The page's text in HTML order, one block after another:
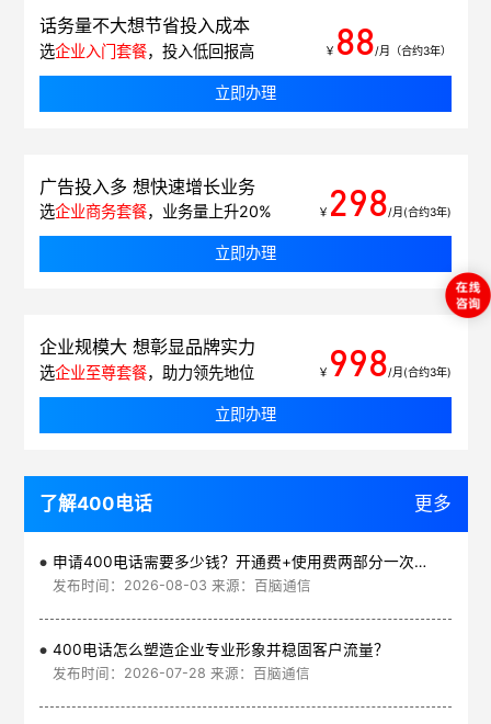
话务量不大想节省投入成本
选企业入门套餐，投入低回报高 ￥ 88/月（合约3年）
立即办理
广告投入多 想快速增长业务
选企业商务套餐，业务量上升20% ￥ 298/月(合约3年)
立即办理
企业规模大 想彰显品牌实力
选企业至尊套餐，助力领先地位 ￥ 998/月(合约3年)
立即办理
了解400电话 更多
申请400电话需要多少钱？开通费+使用费两部分一次讲清
发布时间：2026-08-03 来源：百脑通信
400电话怎么塑造企业专业形象并稳固客户流量？
发布时间：2026-07-28 来源：百脑通信